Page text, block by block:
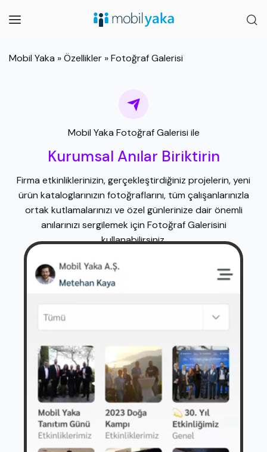
Mobil Yaka »Özellikler »Fotoğraf Galerisi
Mobil Yaka Fotoğraf Galerisi ile
Kurumsal Anılar Biriktirin
Firma etkinliklerinizin, gerçekleştirdiğiniz projelerin, yeni
ürün kataloglarınızın fotoğraflarını, tüm çalışanlarınızla
ortak kutlamalarınızı ve özel günlerinize dair önemli
anılarınızı sergilemek için Fotoğraf Galerisini
kullanabilirsiniz.